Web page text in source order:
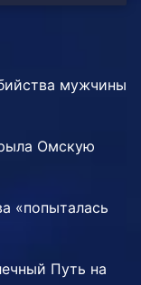
мужчины
Омскую
«попыталась
Путь на